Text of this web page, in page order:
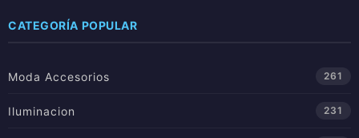
CATEGORÍA POPULAR
Moda Accesorios 261
Iluminacion 231